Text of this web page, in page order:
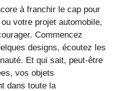
à franchir le cap pour
votre projet automobile,
Commencez
designs, écoutez les
Et qui sait, peut-être
vos objets
dans toute la